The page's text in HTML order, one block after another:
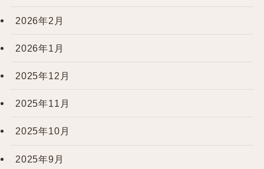
2026年2月
2026年1月
2025年12月
2025年11月
2025年10月
2025年9月